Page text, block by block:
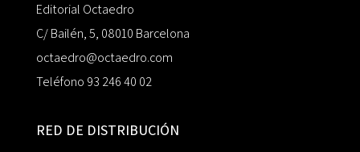
Editorial Octaedro
C/ Bailén, 5, 08010 Barcelona
octaedro@octaedro.com
Teléfono 93 246 40 02
RED DE DISTRIBUCIÓN